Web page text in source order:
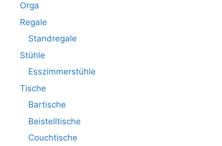
Orga
Regale
Standregale
Stühle
Esszimmerstühle
Tische
Bartische
Beistelltische
Couchtische